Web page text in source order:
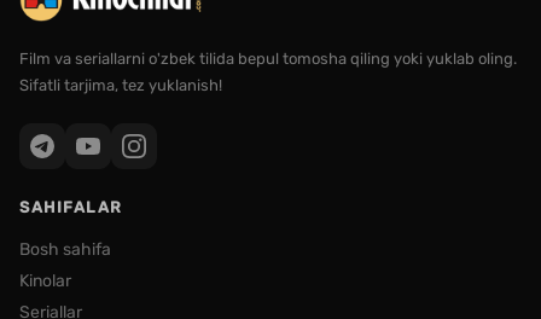
Film va seriallarni o'zbek tilida bepul tomosha qiling yoki yuklab oling.
Sifatli tarjima, tez yuklanish!
SAHIFALAR
Bosh sahifa
Kinolar
Seriallar